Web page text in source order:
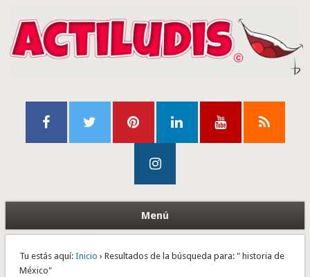
Menú
Tu estás aquí: Inicio › Resultados de la búsqueda para: " historia de
México"